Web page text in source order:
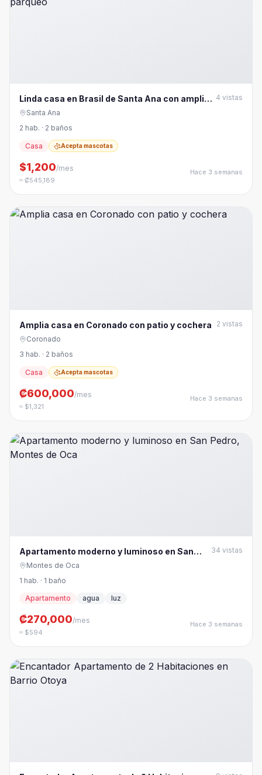
Linda casa en Brasil de Santa Ana con amplio
parqueo
4 vistas
Santa Ana
2 hab. · 2 baños
Casa Acepta mascotas
$1,200/mes
≈ ₡545,189
Hace 3 semanas
Amplia casa en Coronado con patio y cochera 2 vistas
Coronado
3 hab. · 2 baños
Casa Acepta mascotas
₡600,000/mes
≈ $1,321
Hace 3 semanas
Apartamento moderno y luminoso en San
Pedro, Montes de Oca
34 vistas
Montes de Oca
1 hab. · 1 baño
Apartamento
agua luz
₡270,000/mes
≈ $594
Hace 3 semanas